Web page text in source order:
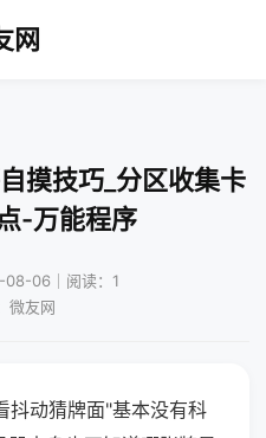
网
摸技巧_分区收集卡
-万能程序
06｜阅读：1
微友网
抖动猜牌面"基本没有科